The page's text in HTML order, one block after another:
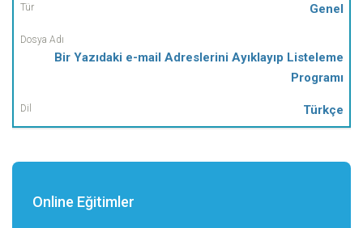
Genel
Bir Yazıdaki e-mail Adreslerini Ayıklayıp Listeleme
Programı
Türkçe
Online Eğitimler